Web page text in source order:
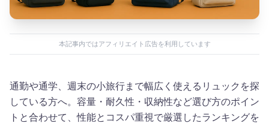
本記事内ではアフィリエイト広告を利用しています
通勤や通学、週末の小旅行まで幅広く使えるリュックを探
している方へ。容量・耐久性・収納性など選び方のポイン
トと合わせて、性能とコスパ重視で厳選したランキングを